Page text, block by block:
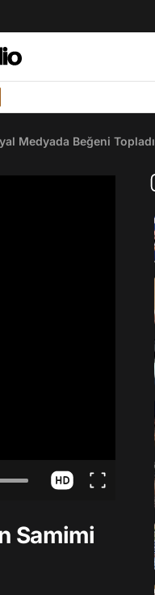
Medyada Beğeni Topladı
Samimi